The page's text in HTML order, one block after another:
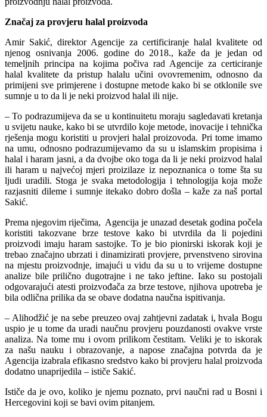
Značaj za provjeru halal proizvoda
Amir Sakić, direktor Agencije za certificiranje halal kvalitete od
njenog osnivanja 2006. godine do 2018., kaže da je jedan od
temeljnih principa na kojima počiva rad Agencije za certiciranje
halal kvalitete da pristup halalu učini ovovremenim, odnosno da
primijeni sve primjerene i dostupne metode kako bi se otklonile sve
sumnje u to da li je neki proizvod halal ili nije.
– To podrazumijeva da se u kontinuitetu moraju sagledavati kretanja
u svijetu nauke, kako bi se utvrdilo koje metode, inovacije i tehnička
rješenja mogu koristiti u provjeri halal proizovoda. Pri tome imamo
na umu, odnosno podrazumijevamo da su u islamskim propisima i
halal i haram jasni, a da dvojbe oko toga da li je neki proizvod halal
ili haram u najvećoj mjeri proizilaze iz nepoznanica o tome šta su
ljudi uradili. Stoga je svaka metodologija i tehnologija koja može
razjasniti dileme i sumnje itekako dobro došla – kaže za naš portal
Sakić.
Prema njegovim riječima, Agencija je unazad desetak godina počela
koristiti takozvane brze testove kako bi utvrdila da li pojedini
proizvodi imaju haram sastojke. To je bio pionirski iskorak koji je
trebao značajno ubrzati i dinamizirati provjere, prvenstveno sirovina
na mjestu proizvodnje, imajući u vidu da su u to vrijeme dostupne
analize bile prilično dugotrajne i ne tako jeftine. Iako su postojali
odgovarajući atesti proizvođača za brze testove, njihova upotreba je
bila odlična prilika da se obave dodatna naučna ispitivanja.
– Alihodžić je na sebe preuzeo ovaj zahtjevni zadatak i, hvala Bogu
uspio je u tome da uradi naučnu provjeru pouzdanosti ovakve vrste
analiza. Na tome mu i ovom prilikom čestitam. Veliki je to iskorak
za našu nauku i obrazovanje, a napose značajna potvrda da je
Agencija izabrala efikasno sredstvo kako bi provjeru halal proizvoda
dodatno unaprijedila – ističe Sakić.
Ističe da je ovo, koliko je njemu poznato, prvi naučni rad u Bosni i
Hercegovini koji se bavi ovim pitanjem.